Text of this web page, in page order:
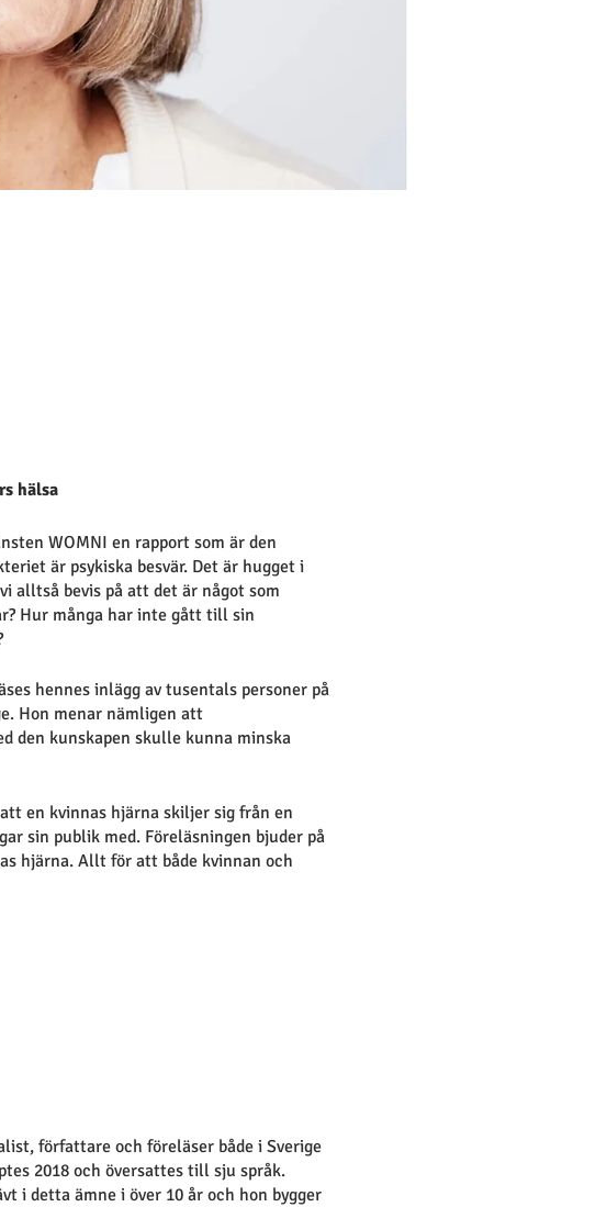
hälsa
WOMNI en rapport som är den
är psykiska besvär. Det är hugget i
alltså bevis på att det är något som
Hur många har inte gått till sin
hennes inlägg av tusentals personer på
Hon menar nämligen att
den kunskapen skulle kunna minska
en kvinnas hjärna skiljer sig från en
sin publik med. Föreläsningen bjuder på
hjärna. Allt för att både kvinnan och
författare och föreläser både i Sverige
2018 och översattes till sju språk.
i detta ämne i över 10 år och hon bygger